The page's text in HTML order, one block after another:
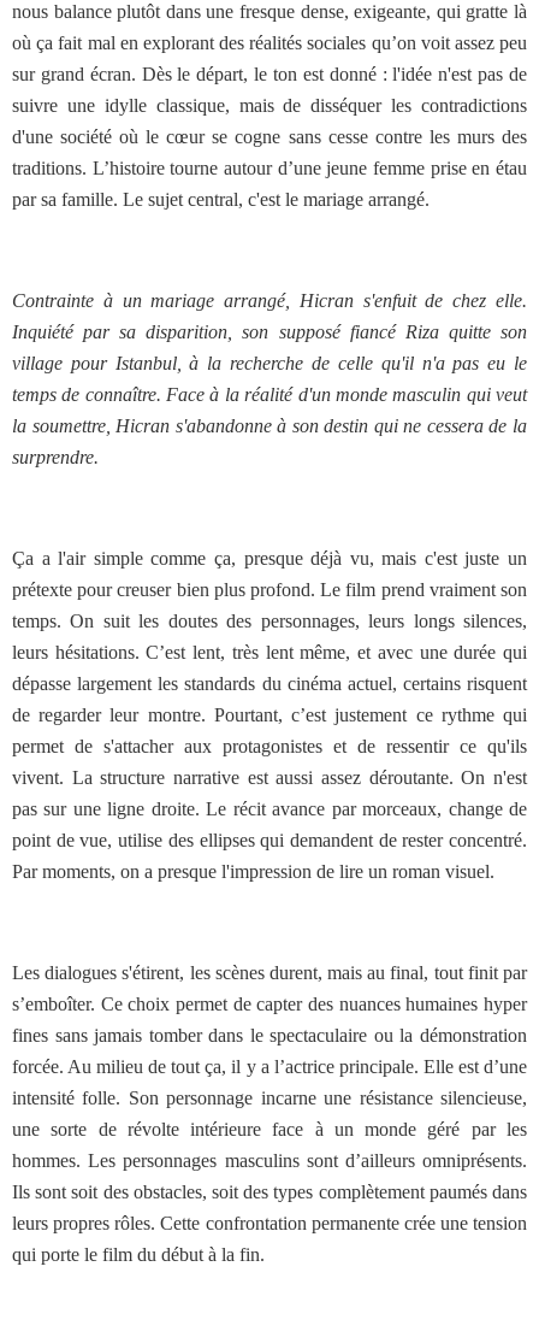
nous balance plutôt dans une fresque dense, exigeante, qui gratte là
où ça fait mal en explorant des réalités sociales qu’on voit assez peu
sur grand écran. Dès le départ, le ton est donné : l'idée n'est pas de
suivre une idylle classique, mais de disséquer les contradictions
d'une société où le cœur se cogne sans cesse contre les murs des
traditions. L’histoire tourne autour d’une jeune femme prise en étau
par sa famille. Le sujet central, c'est le mariage arrangé.
Contrainte à un mariage arrangé, Hicran s'enfuit de chez elle.
Inquiété par sa disparition, son supposé fiancé Riza quitte son
village pour Istanbul, à la recherche de celle qu'il n'a pas eu le
temps de connaître. Face à la réalité d'un monde masculin qui veut
la soumettre, Hicran s'abandonne à son destin qui ne cessera de la
surprendre.
Ça a l'air simple comme ça, presque déjà vu, mais c'est juste un
prétexte pour creuser bien plus profond.Le film prend vraiment son
temps. On suit les doutes des personnages, leurs longs silences,
leurs hésitations. C’est lent, très lent même, et avec une durée qui
dépasse largement les standards du cinéma actuel, certains risquent
de regarder leur montre. Pourtant, c’est justement ce rythme qui
permet de s'attacher aux protagonistes et de ressentir ce qu'ils
vivent. La structure narrative est aussi assez déroutante. On n'est
pas sur une ligne droite. Le récit avance par morceaux, change de
point de vue, utilise des ellipses qui demandent de rester concentré.
Par moments, on a presque l'impression de lire un roman visuel.
Les dialogues s'étirent, les scènes durent, mais au final, tout finit par
s’emboîter. Ce choix permet de capter des nuances humaines hyper
fines sans jamais tomber dans le spectaculaire ou la démonstration
forcée. Au milieu de tout ça, il y a l’actrice principale. Elle est d’une
intensité folle. Son personnage incarne une résistance silencieuse,
une sorte de révolte intérieure face à un monde géré par les
hommes. Les personnages masculins sont d’ailleurs omniprésents.
Ils sont soit des obstacles, soit des types complètement paumés dans
leurs propres rôles. Cette confrontation permanente crée une tension
qui porte le film du début à la fin.